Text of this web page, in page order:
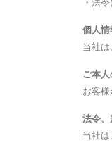
・法
個人情
当社
ご本
お客
法令、
当社